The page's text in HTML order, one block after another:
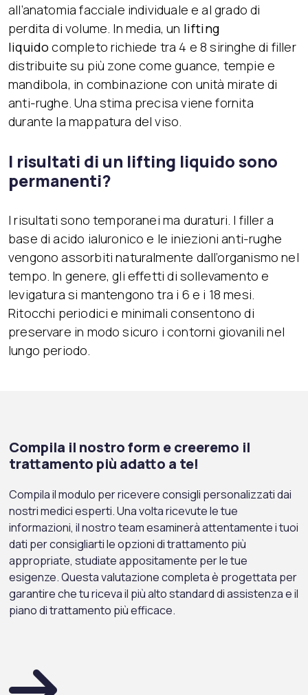
all’anatomia facciale individuale e al grado di
perdita di volume. In media, un lifting
liquido completo richiede tra 4 e 8 siringhe di filler
distribuite su più zone come guance, tempie e
mandibola, in combinazione con unità mirate di
anti-rughe. Una stima precisa viene fornita
durante la mappatura del viso.
I risultati di un lifting liquido sono
permanenti?
I risultati sono temporanei ma duraturi. I filler a
base di acido ialuronico e le iniezioni anti-rughe
vengono assorbiti naturalmente dall’organismo nel
tempo. In genere, gli effetti di sollevamento e
levigatura si mantengono tra i 6 e i 18 mesi.
Ritocchi periodici e minimali consentono di
preservare in modo sicuro i contorni giovanili nel
lungo periodo.
Compila il nostro form e creeremo il
trattamento più adatto a te!
Compila il modulo per ricevere consigli personalizzati dai
nostri medici esperti. Una volta ricevute le tue
informazioni, il nostro team esaminerà attentamente i tuoi
dati per consigliarti le opzioni di trattamento più
appropriate, studiate appositamente per le tue
esigenze. Questa valutazione completa è progettata per
garantire che tu riceva il più alto standard di assistenza e il
piano di trattamento più efficace.